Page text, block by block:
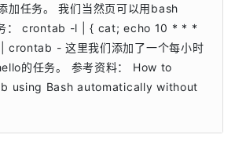
加任务。 我们当然页可以用bash
： crontab -l | { cat; echo 10 * * *
- 这里我们添加了一个每小时
的任务。 参考资料： How to
using Bash automatically without